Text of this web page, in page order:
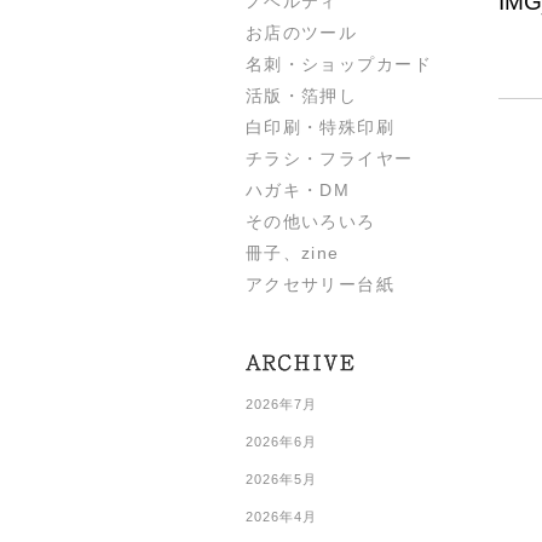
お店のツール
名刺・ショップカード
活版・箔押し
白印刷・特殊印刷
チラシ・フライヤー
ハガキ・DM
その他いろいろ
冊子、zine
アクセサリー台紙
2026年7月
2026年6月
2026年5月
2026年4月